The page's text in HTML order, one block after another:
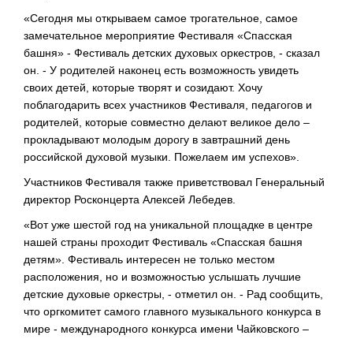
«Сегодня мы открываем самое трогательное, самое
замечательное мероприятие Фестиваля «Спасская
башня» - Фестиваль детских духовых оркестров, - сказал
он. - У родителей наконец есть возможность увидеть
своих детей, которые творят и созидают. Хочу
поблагодарить всех участников Фестиваля, педагогов и
родителей, которые совместно делают великое дело –
прокладывают молодым дорогу в завтрашний день
российской духовой музыки. Пожелаем им успехов».
Участников Фестиваля также приветствовал Генеральный
директор Росконцерта Алексей Лебедев.
«Вот уже шестой год на уникальной площадке в центре
нашей страны проходит Фестиваль «Спасская башня
детям». Фестиваль интересен не только местом
расположения, но и возможностью услышать лучшие
детские духовые оркестры, - отметил он. - Рад сообщить,
что оргкомитет самого главного музыкального конкурса в
мире - международного конкурса имени Чайковского –